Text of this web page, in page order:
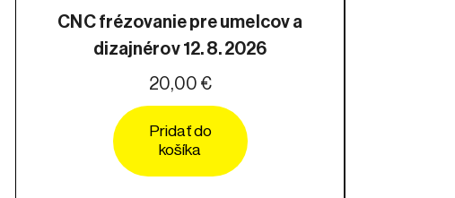
CNC frézovanie pre umelcov a
dizajnérov 12. 8. 2026
20,00 €
Pridať do
košíka